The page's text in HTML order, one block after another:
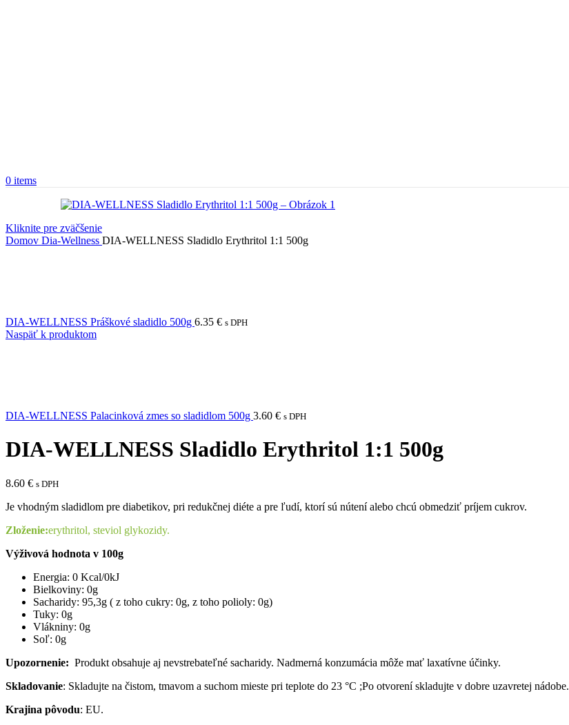
0 items
Kliknite pre zväčšenie
Domov Dia-Wellness DIA-WELLNESS Sladidlo Erythritol 1:1 500g
DIA-WELLNESS Práškové sladidlo 500g 6.35 € s DPH
Naspäť k produktom
DIA-WELLNESS Palacinková zmes so sladidlom 500g 3.60 € s DPH
DIA-WELLNESS Sladidlo Erythritol 1:1 500g
8.60 € s DPH
Je vhodným sladidlom pre diabetikov, pri redukčnej diéte a pre ľudí, ktorí sú nútení alebo chcú obmedziť príjem cukrov.
Zloženie:erythritol, steviol glykozidy.
Výživová hodnota v 100g
Energia: 0 Kcal/0kJ
Bielkoviny: 0g
Sacharidy: 95,3g ( z toho cukry: 0g, z toho polioly: 0g)
Tuky: 0g
Vlákniny: 0g
Soľ: 0g
Upozornenie: Produkt obsahuje aj nevstrebateľné sacharidy. Nadmerná konzumácia môže mať laxatívne účinky.
Skladovanie: Skladujte na čistom, tmavom a suchom mieste pri teplote do 23 °C ;Po otvorení skladujte v dobre uzavretej nádobe.
Krajina pôvodu: EU.